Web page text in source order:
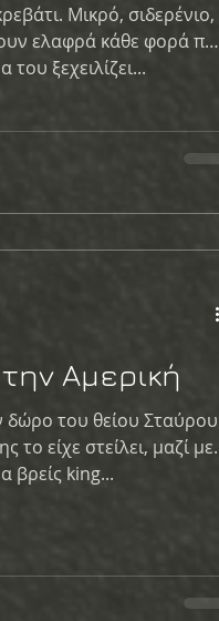
Μικρό, σιδερένιο,
ελαφρά κάθε φορά που
στρώμα του ξεχειλίζει...
Αμερική
δώρο του θείου Σταύρου
το είχε στείλει, μαζί με
βρείς king...